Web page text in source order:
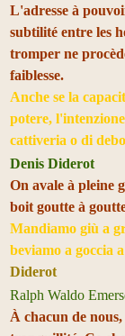
L'adresse à
subtilité entre les
tromper ne
faiblesse.
Anche se la
potere,
cattiveria o di
Denis Diderot
On avale à pleine
boit goutte à
Mandiamo giù a
beviamo a goccia
Diderot
Ralph Waldo
À chacun de